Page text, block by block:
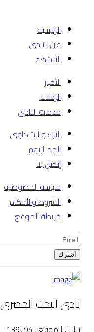
الرئيسية
عن النادى
الأنشطة
الأخبار
الرحلات
خدمات النادى
الأراء و الشكاوى
الجمنازيوم
إتصل بنا
سياسة الخصوصية
الشروط والأحكام
خريطة الموقع
أشترك
نادى اليخت المصرى
زيارات الموقع : 139294